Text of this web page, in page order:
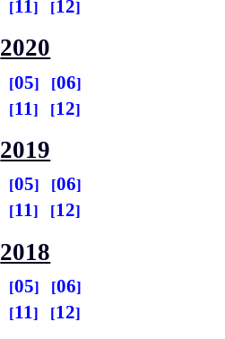
11 12
2020
05
06
11 12
2019
05
06
11 12
2018
05
06
11 12